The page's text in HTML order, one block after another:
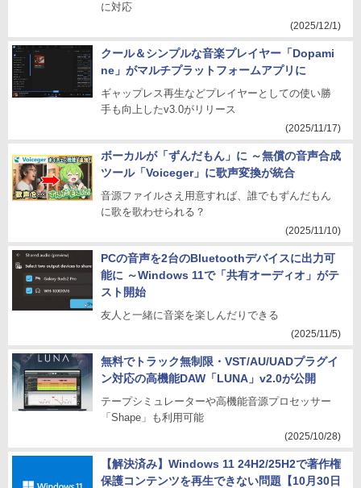
に対応
(2025/12/1)
クール＆シンプルな音楽プレイヤー「Dopami
ne」がマルチプラットフォームアプリに
ギャップレス再生などプレイヤーとしての使い勝
手も向上したv3.0がリリース
(2025/11/17)
ボーカルが「ずんだもん」に ～無償の音声合成
ツール「Voiceger」に歌声変換が統合
音源ファイルさえ用意すれば、誰でもずんだもん
に歌を歌わせられる？
(2025/11/10)
PCの音声を2台のBluetoothデバイスに出力可
能に ～Windows 11で「共有オーディオ」がテ
スト開始
友人と一緒に音楽を楽しんだりできる
(2025/11/5)
無料でトラック無制限・VST/AU/UADプラグイ
ン対応の高機能DAW「LUNA」v2.0が公開
テープシミュレーターや高機能音源プロセッサー
「Shape」も利用可能
(2025/10/28)
【解決済み】Windows 11 24H2/25H2で著作権
保護コンテンツを再生できない問題【10月30日